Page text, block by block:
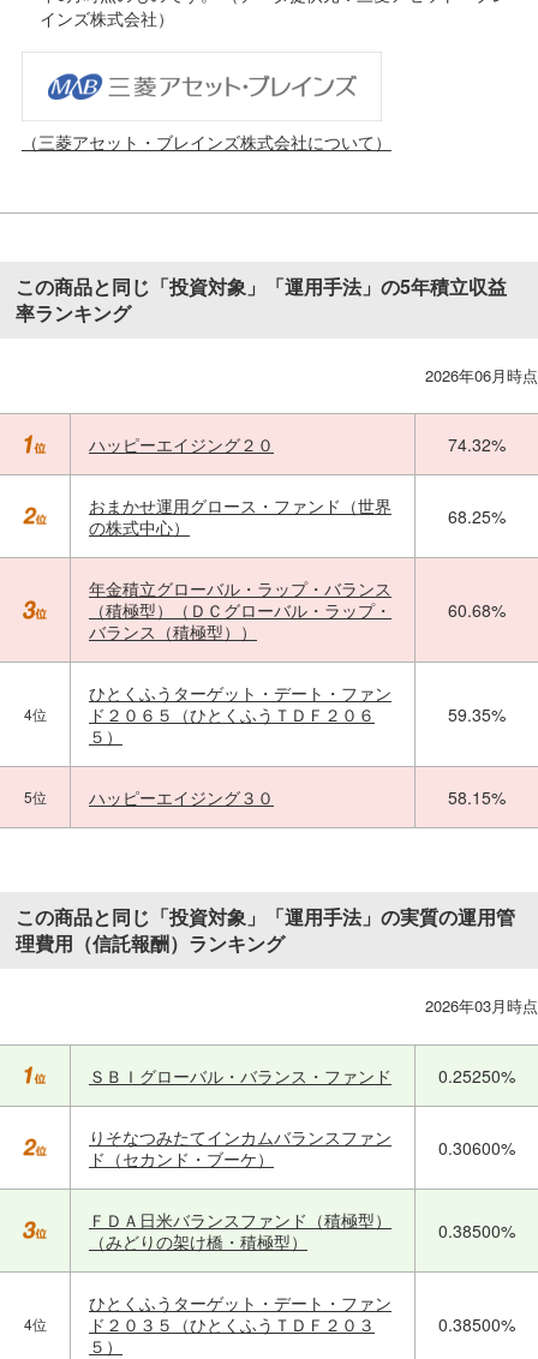
インズ株式会社）
（三菱アセット・ブレインズ株式会社について）
この商品と同じ「投資対象」「運用手法」の5年積立収益
率ランキング
2026年06月時点
ハッピーエイジング２０ 74.32%
おまかせ運用グロース・ファンド（世界
の株式中心）
68.25%
年金積立グローバル・ラップ・バランス
（積極型）（ＤＣグローバル・ラップ・
バランス（積極型））
60.68%
4位
ひとくふうターゲット・デート・ファン
ド２０６５（ひとくふうＴＤＦ２０６
５）
59.35%
5位 ハッピーエイジング３０ 58.15%
この商品と同じ「投資対象」「運用手法」の実質の運用管
理費用（信託報酬）ランキング
2026年03月時点
ＳＢＩグローバル・バランス・ファンド 0.25250%
りそなつみたてインカムバランスファン
ド（セカンド・ブーケ）
0.30600%
ＦＤＡ日米バランスファンド（積極型）
（みどりの架け橋・積極型）
0.38500%
4位
ひとくふうターゲット・デート・ファン
ド２０３５（ひとくふうＴＤＦ２０３
５）
0.38500%